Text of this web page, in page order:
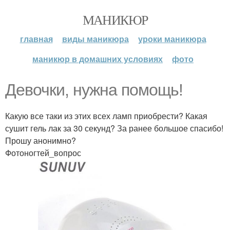
МАНИКЮР
главная виды маникюра
уроки маникюра
маникюр в домашних условиях
фото
Девочки, нужна помощь!
Какую все таки из этих всех ламп приобрести? Какая
сушит гель лак за 30 секунд? За ранее большое спасибо!
Прошу анонимно?
Фотоногтей_вопрос